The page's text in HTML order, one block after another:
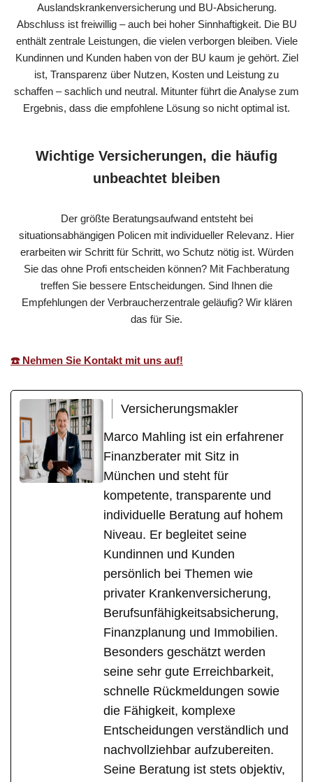
Auslandskrankenversicherung und BU-Absicherung.
Abschluss ist freiwillig – auch bei hoher Sinnhaftigkeit. Die BU
enthält zentrale Leistungen, die vielen verborgen bleiben. Viele
Kundinnen und Kunden haben von der BU kaum je gehört. Ziel
ist, Transparenz über Nutzen, Kosten und Leistung zu
schaffen – sachlich und neutral. Mitunter führt die Analyse zum
Ergebnis, dass die empfohlene Lösung so nicht optimal ist.
Wichtige Versicherungen, die häufig
unbeachtet bleiben
Der größte Beratungsaufwand entsteht bei
situationsabhängigen Policen mit individueller Relevanz. Hier
erarbeiten wir Schritt für Schritt, wo Schutz nötig ist. Würden
Sie das ohne Profi entscheiden können? Mit Fachberatung
treffen Sie bessere Entscheidungen. Sind Ihnen die
Empfehlungen der Verbraucherzentrale geläufig? Wir klären
das für Sie.
☎️ Nehmen Sie Kontakt mit uns auf!
Versicherungsmakler
Marco Mahling ist ein erfahrener
Finanzberater mit Sitz in
München und steht für
kompetente, transparente und
individuelle Beratung auf hohem
Niveau. Er begleitet seine
Kundinnen und Kunden
persönlich bei Themen wie
privater Krankenversicherung,
Berufsunfähigkeitsabsicherung,
Finanzplanung und Immobilien.
Besonders geschätzt werden
seine sehr gute Erreichbarkeit,
schnelle Rückmeldungen sowie
die Fähigkeit, komplexe
Entscheidungen verständlich und
nachvollziehbar aufzubereiten.
Seine Beratung ist stets objektiv,